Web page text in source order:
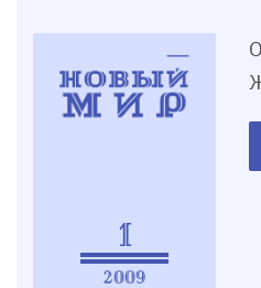
1
2009